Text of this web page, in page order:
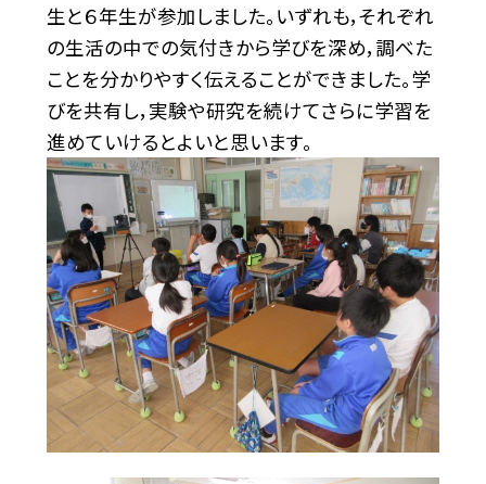
生と６年生が参加しました。いずれも，それぞれ
の生活の中での気付きから学びを深め，調べた
ことを分かりやすく伝えることができました。学
びを共有し，実験や研究を続けてさらに学習を
進めていけるとよいと思います。